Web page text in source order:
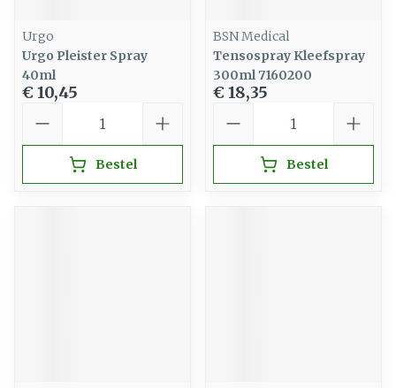
Urgo
Urgo Pleister Spray
40ml
€ 10,45
Bestel
BSN Medical
Tensospray Kleefspray
300ml 7160200
€ 18,35
Bestel